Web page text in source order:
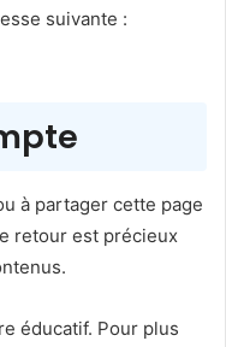
suivante :
à partager cette page
retour est précieux
éducatif. Pour plus